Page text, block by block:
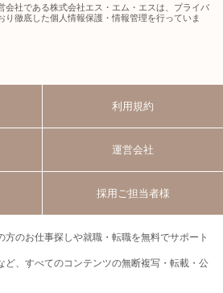
会社である株式会社エス・エム・エスは、プライバ
り徹底した個人情報保護・情報管理を行っていま
利用規約
運営会社
採用ご担当者様
のお仕事探しや就職・転職を無料でサポート
ど、すべてのコンテンツの無断複写・転載・公